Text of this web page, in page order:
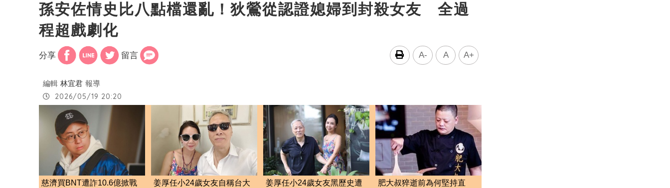
孫安佐情史比八點檔還亂！狄鶯從認證媳婦到封殺女友 全過
程超戲劇化
分享 留言 A- A A+
編輯 林宜君 報導
2026/05/19 20:20
慈濟買BNT遭詐10.6億掀戰
姜厚任小24歲女友自稱台大
姜厚任小24歲女友黑歷史遭
肥大叔猝逝前為何堅持直